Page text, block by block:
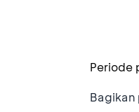
Periode
Bagikan